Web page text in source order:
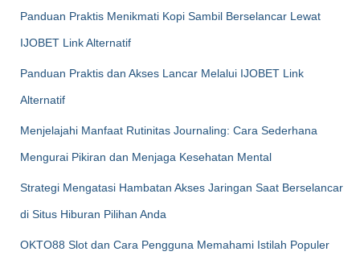
Panduan Praktis Menikmati Kopi Sambil Berselancar Lewat
IJOBET Link Alternatif
Panduan Praktis dan Akses Lancar Melalui IJOBET Link
Alternatif
Menjelajahi Manfaat Rutinitas Journaling: Cara Sederhana
Mengurai Pikiran dan Menjaga Kesehatan Mental
Strategi Mengatasi Hambatan Akses Jaringan Saat Berselancar
di Situs Hiburan Pilihan Anda
OKTO88 Slot dan Cara Pengguna Memahami Istilah Populer